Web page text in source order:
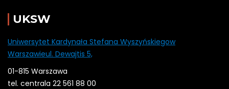
UKSW
Uniwersytet Kardynała Stefana Wyszyńskiegow
Warszawieul. Dewajtis 5,
01-815 Warszawa
tel. centrala 22 561 88 00